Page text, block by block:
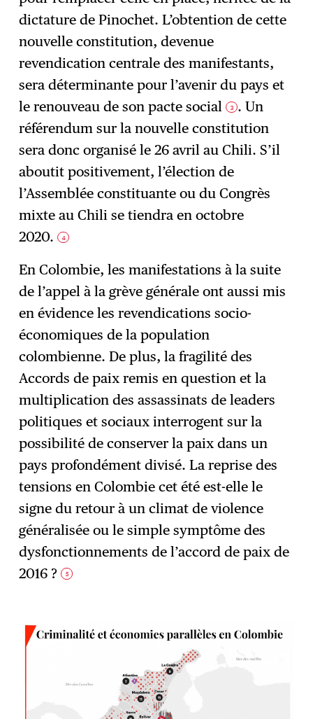
dictature de Pinochet. L’obtention de cette
nouvelle constitution, devenue
revendication centrale des manifestants,
sera déterminante pour l’avenir du pays et
le renouveau de son pacte social 3 . Un
référendum sur la nouvelle constitution
sera donc organisé le 26 avril au Chili. S’il
aboutit positivement, l’élection de
l’Assemblée constituante ou du Congrès
mixte au Chili se tiendra en octobre
2020. 4
En Colombie, les manifestations à la suite
de l’appel à la grève générale ont aussi mis
en évidence les revendications socio-
économiques de la population
colombienne. De plus, la fragilité des
Accords de paix remis en question et la
multiplication des assassinats de leaders
politiques et sociaux interrogent sur la
possibilité de conserver la paix dans un
pays profondément divisé. La reprise des
tensions en Colombie cet été est-elle le
signe du retour à un climat de violence
généralisée ou le simple symptôme des
dysfonctionnements de l’accord de paix de
2016 ? 5